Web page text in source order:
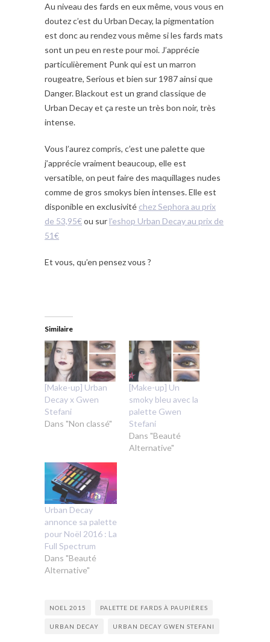
Au niveau des fards en eux même, vous vous en
doutez c’est du Urban Decay, la pigmentation
est donc au rendez vous même si les fards mats
sont un peu en reste pour moi. J’apprécie
particulièrement Punk qui est un marron
rougeatre, Serious et bien sur 1987 ainsi que
Danger. Blackout est un grand classique de
Urban Decay et ça reste un très bon noir, très
intense.
Vous l’aurez compris, c’est une palette que
j’apprécie vraiment beaucoup, elle est
versatible, on peut faire des maquillages nudes
comme de gros smokys bien intenses. Elle est
disponible en exclusivité chez Sephora au prix
de 53,95€ou sur l’eshop Urban Decay au prix de
51€
Et vous, qu’en pensez vous ?
Similaire
[Make-up] Urban
Decay x Gwen
Stefani
Dans "Non classé"
[Make-up] Un
smoky bleu avec la
palette Gwen
Stefani
Dans "Beauté
Alternative"
Urban Decay
annonce sa palette
pour Noël 2016 : La
Full Spectrum
Dans "Beauté
Alternative"
NOEL 2015 PALETTE DE FARDS À PAUPIÈRES
URBAN DECAY URBAN DECAY GWEN STEFANI